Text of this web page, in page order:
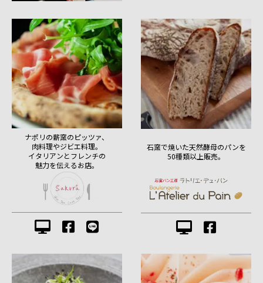
ナポリの薪窯のピッツァ、
肉料理やジビエ料理。
イタリアンとフレンチの
魅力を伝えるお店。
石窯で焼いた天然酵母のパンを
50種類以上販売。